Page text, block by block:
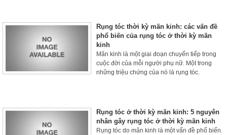
Rụng tóc thời kỳ mãn kinh: các vấn đề
phổ biến của rụng tóc ở thời kỳ mãn
kinh
Mãn kinh là một giai đoạn chuyển tiếp trong
cuộc đời của mỗi người phụ nữ. Một trong
những triệu chứng của nó là rụng tóc.
Rụng tóc ở thời kỳ mãn kinh: 5 nguyên
nhân gây rụng tóc ở thời kỳ mãn kinh
Rụng tóc do mãn kinh là một vấn đề phổ biến.